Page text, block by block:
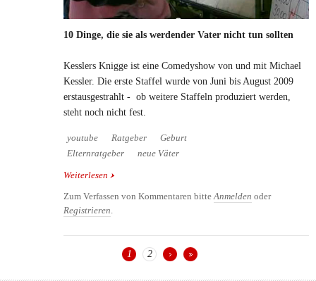
10 Dinge, die sie als werdender Vater nicht tun sollten
Kesslers Knigge ist eine Comedyshow von und mit Michael
Kessler. Die erste Staffel wurde von Juni bis August 2009
erstausgestrahlt - ob weitere Staffeln produziert werden,
steht noch nicht fest.
youtube Ratgeber
Geburt
Elternratgeber
neue Väter
Weiterlesen über 10 Dinge, die sie als werdender Vater nicht tun
Zum Verfassen von Kommentaren bitteAnmelden oder
Registrieren.
1 2